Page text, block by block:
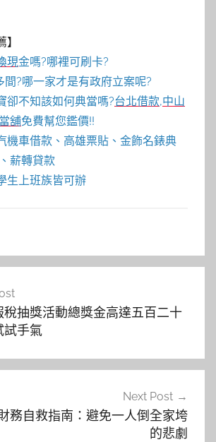
現金嗎?哪裡可刷卡?
間?哪一家才是有政府立案呢?
卻不知該如何典當嗎?台北借款,中山
舖免費幫您鑑價!!
機車借款、高雄票貼、金飾名錶典
薪轉貸款
生上班族皆可辦
稅抽獎活動總獎金高達五百二十
試手氣
Next Post
務自救指南：避免一人倒全家垮
的悲劇